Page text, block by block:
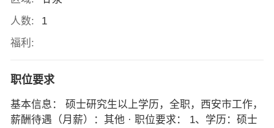
人数:
1
福利:
职位要求
基本信息： 硕士研究生以上学历，全职，西安市工作，
薪酬待遇（月薪）：其他 · 职位要求： 1、学历：硕士